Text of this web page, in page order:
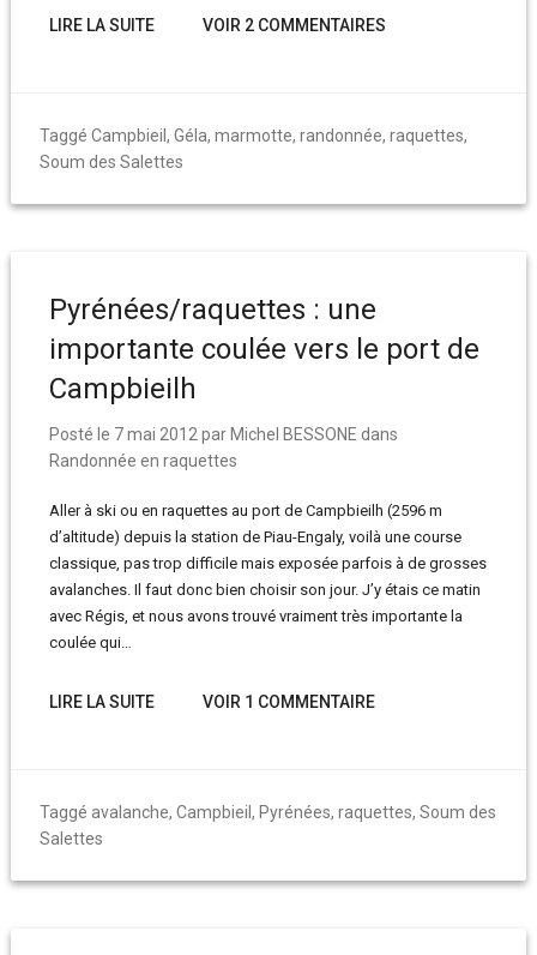
LIRE LA SUITE VOIR 2 COMMENTAIRES
Taggé Campbieil , Géla, marmotte, randonnée, raquettes,
Soum des Salettes
Pyrénées/raquettes : une
importante coulée vers le port de
Campbieilh
Posté le 7 mai 2012 par Michel BESSONE dans
Randonnée en raquettes
Aller à ski ou en raquettes au port de Campbieilh (2596 m
d’altitude) depuis la station de Piau-Engaly, voilà une course
classique, pas trop difficile mais exposée parfois à de grosses
avalanches. Il faut donc bien choisir son jour. J’y étais ce matin
avec Régis, et nous avons trouvé vraiment très importante la
coulée qui…
LIRE LA SUITE VOIR 1 COMMENTAIRE
Taggé avalanche, Campbieil , Pyrénées, raquettes, Soum des
Salettes